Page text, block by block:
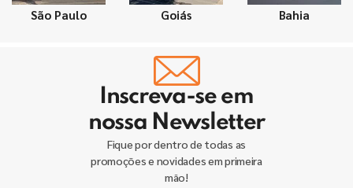
São Paulo Goiás Bahia
Inscreva-se em
nossa Newsletter
Fique por dentro de todas as
promoções e novidades em primeira
mão!